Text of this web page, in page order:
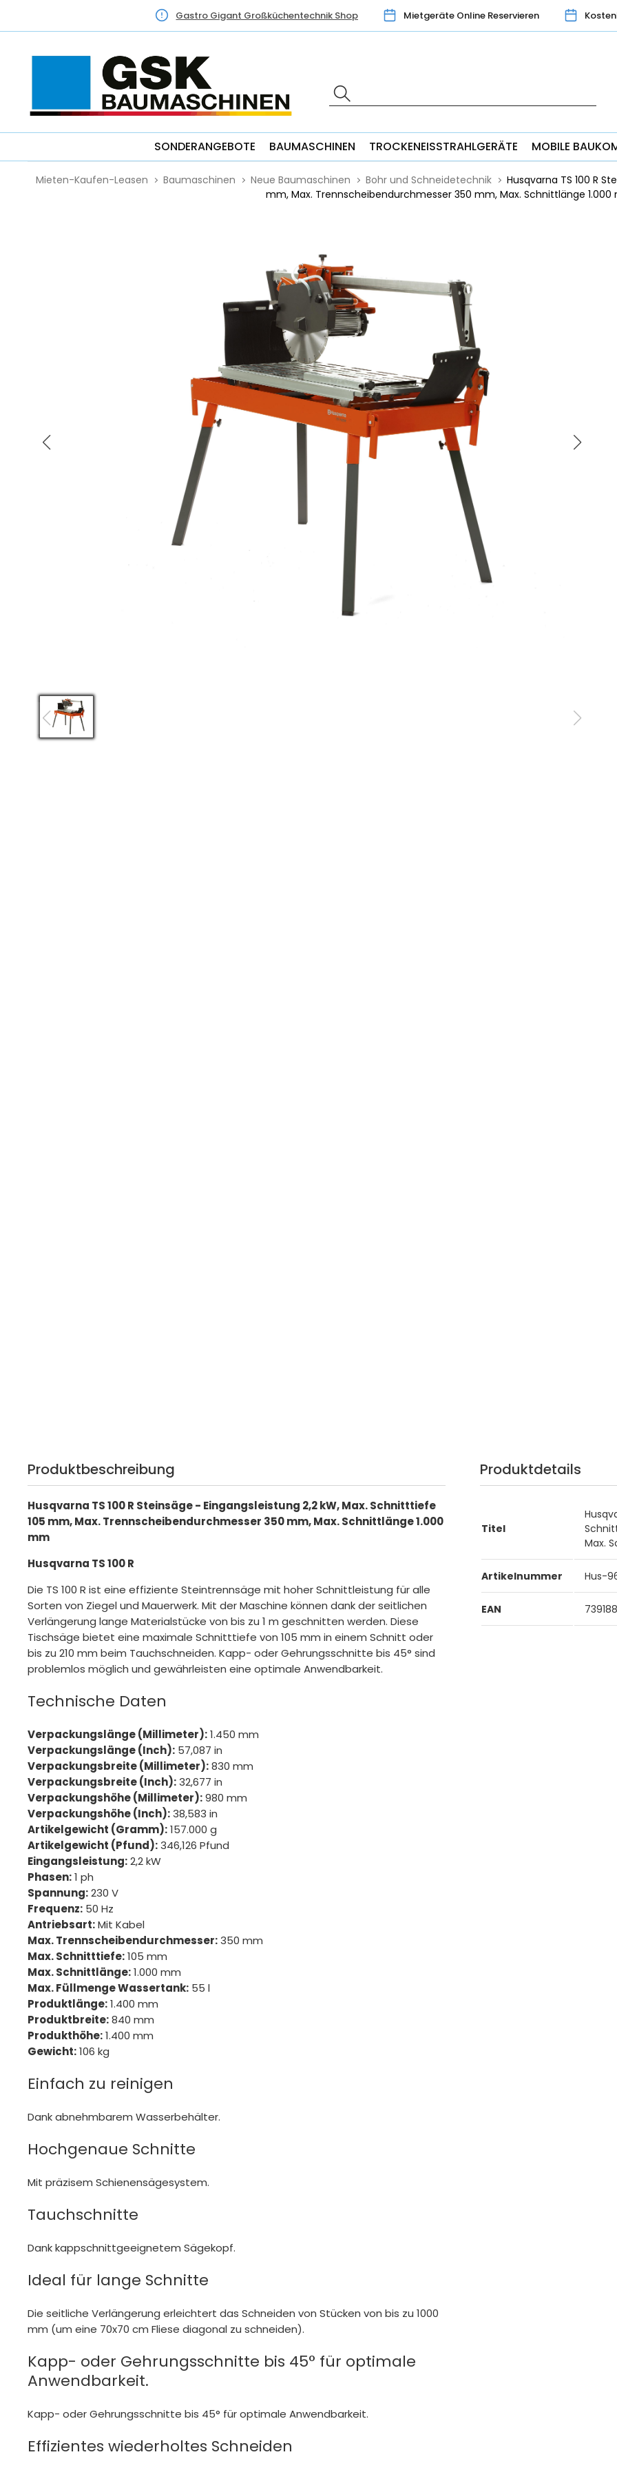
Gastro Gigant Großküchentechnik Shop Mietgeräte Online Reservieren
SONDERANGEBOTE BAUMASCHINEN TROCKENEISSTRAHLGERÄTE MOBILE
Mieten-Kaufen-Leasen Baumaschinen Neue Baumaschinen Bohr und Schneidetechnik
Husqvarna TS 100 R
mm, Max. Trennscheibendurchmesser 350 mm, Max. Schnittlänge 1.000
Produktbeschreibung
Husqvarna TS 100 R Steinsäge - Eingangsleistung 2,2 kW, Max. Schnitttiefe
105 mm, Max. Trennscheibendurchmesser 350 mm, Max. Schnittlänge 1.000
mm
Husqvarna TS 100 R
Die TS 100 R ist eine effiziente Steintrennsäge mit hoher Schnittleistung für alle
Sorten von Ziegel und Mauerwerk. Mit der Maschine können dank der seitlichen
Verlängerung lange Materialstücke von bis zu 1 m geschnitten werden. Diese
Tischsäge bietet eine maximale Schnitttiefe von 105 mm in einem Schnitt oder
bis zu 210 mm beim Tauchschneiden. Kapp- oder Gehrungsschnitte bis 45° sind
problemlos möglich und gewährleisten eine optimale Anwendbarkeit.
Technische Daten
Verpackungslänge (Millimeter):1.450 mm
Verpackungslänge (Inch): 57,087 in
Verpackungsbreite (Millimeter):830 mm
Verpackungsbreite (Inch):32,677 in
Verpackungshöhe (Millimeter):980 mm
Verpackungshöhe (Inch):38,583 in
Artikelgewicht (Gramm):157.000 g
Artikelgewicht (Pfund):346,126 Pfund
Eingangsleistung:2,2 kW
Phasen:1 ph
Spannung:230 V
Frequenz: 50 Hz
Antriebsart:Mit Kabel
Max. Trennscheibendurchmesser:350 mm
Max. Schnitttiefe:105 mm
Max. Schnittlänge:1.000 mm
Max. Füllmenge Wassertank: 55 l
Produktlänge:1.400 mm
Produktbreite:840 mm
Produkthöhe:1.400 mm
Gewicht:106 kg
Einfach zu reinigen
Dank abnehmbarem Wasserbehälter.
Hochgenaue Schnitte
Mit präzisem Schienensägesystem.
Tauchschnitte
Dank kappschnittgeeignetem Sägekopf.
Ideal für lange Schnitte
Die seitliche Verlängerung erleichtert das Schneiden von Stücken von bis zu 1000
mm (um eine 70x70 cm Fliese diagonal zu schneiden).
Kapp- oder Gehrungsschnitte bis 45° für optimale
Anwendbarkeit.
Kapp- oder Gehrungsschnitte bis 45° für optimale Anwendbarkeit.
Effizientes wiederholtes Schneiden
Produktdetails
Titel
Max.
Artikelnummer Hus-
EAN